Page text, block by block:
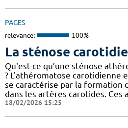
PAGES
relevance: 100%
La sténose
Qu'est-ce qu’une sténose
? L'athéromatose carotidienne
se caractérise par la formation
dans les artères carotides. Ces
18/02/2026 15:25